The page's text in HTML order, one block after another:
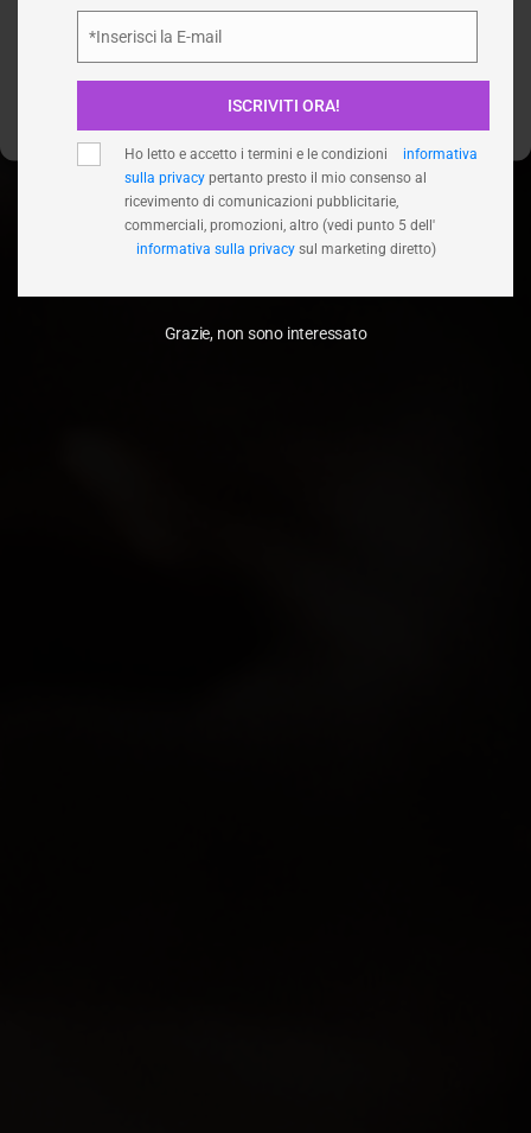
Accetta
Nega
Visualizza le preferenze
*Inserisci la E-mail
ISCRIVITI ORA!
Ho letto e accetto i termini e le condizioni
informativa
sulla privacy pertanto presto il mio consenso al
ricevimento di comunicazioni pubblicitarie,
commerciali, promozioni, altro (vedi punto 5 dell'
informativa sulla privacy sul marketing diretto)
Grazie, non sono interessato